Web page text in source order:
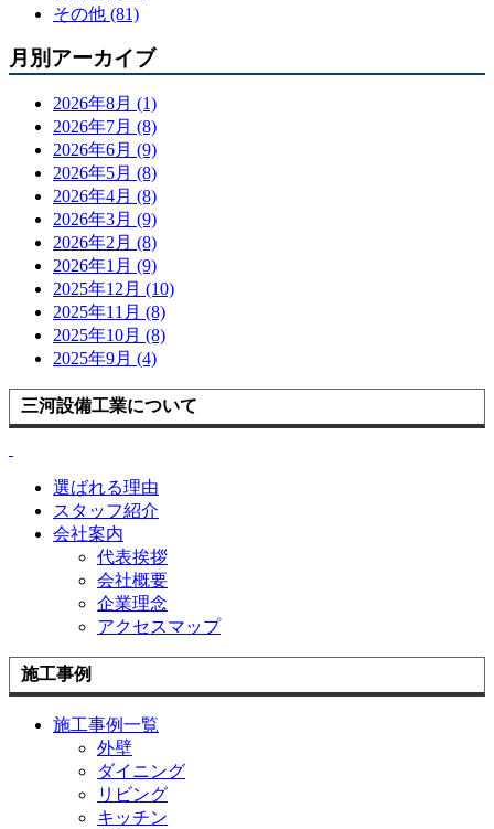
その他 (81)
月別アーカイブ
2026年8月 (1)
2026年7月 (8)
2026年6月 (9)
2026年5月 (8)
2026年4月 (8)
2026年3月 (9)
2026年2月 (8)
2026年1月 (9)
2025年12月 (10)
2025年11月 (8)
2025年10月 (8)
2025年9月 (4)
三河設備工業について
選ばれる理由
スタッフ紹介
会社案内
代表挨拶
会社概要
企業理念
アクセスマップ
施工事例
施工事例一覧
外壁
ダイニング
リビング
キッチン